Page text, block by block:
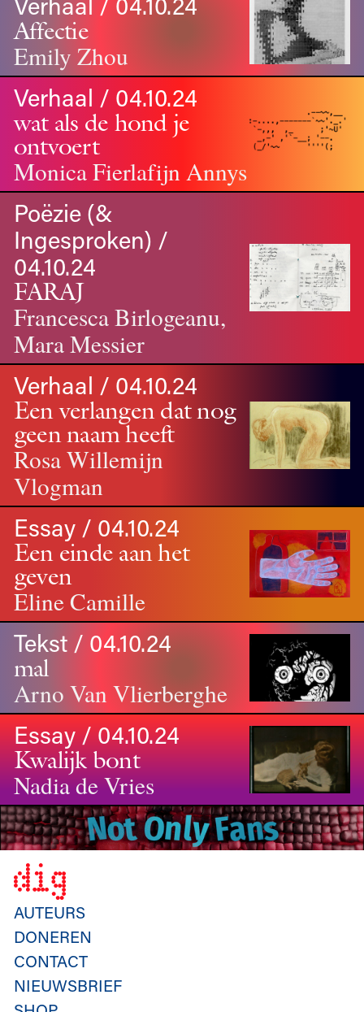
Affectie
Emily Zhou
Verhaal / 04.10.24
wat als de hondje
ontvoert
Monica Fierlafijn Annys
Poëzie (&
Ingesproken) /
04.10.24
FARAJ
Francesca Birlogeanu,
Mara Messier
Verhaal / 04.10.24
Een verlangen dat nog
geen naam heeft
Rosa Willemijn
Vlogman
Essay / 04.10.24
Een einde aan het
geven
Eline Camille
Tekst / 04.10.24
mal
Arno Van Vlierberghe
Essay / 04.10.24
Kwalijk bont
Nadia de Vries
AUTEURS
DONEREN
CONTACT
NIEUWSBRIEF